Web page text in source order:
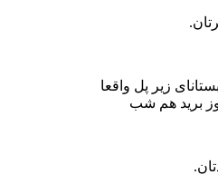
زیر پل واقعا
برید هم شب